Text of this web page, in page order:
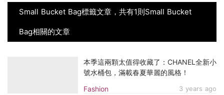
Small Bucket Bag標籤文章，共有1則Small Bucket
Bag相關的文章
Fashion 3 years ago
本季這兩顆太值得收藏了：CHANEL全新小
號水桶包，滿載春夏華麗的風格！